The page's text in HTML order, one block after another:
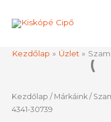
Kezdőlap » Üzlet »
Kezdőlap / Márkáink /
4341-30739
Szandál/